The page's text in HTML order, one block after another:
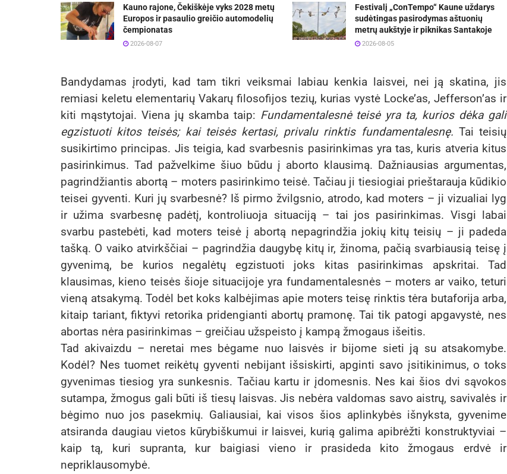
Kauno rajone, Čekiškėje vyks 2028 metų
Europos ir pasaulio greičio automodelių
čempionatas
2026-08-07
Festivalį „ConTempo“ Kaune uždarys
sudėtingas pasirodymas aštuonių
metrų aukštyje ir piknikas Santakoje
2026-08-05
Bandydamas įrodyti, kad tam tikri veiksmai labiau kenkia laisvei, nei ją skatina, jis
remiasi keletu elementarių Vakarų filosofijos tezių, kurias vystė Locke’as, Jefferson’as ir
kiti mąstytojai. Viena jų skamba taip: Fundamentalesnė teisė yra ta, kurios dėka gali
egzistuoti kitos teisės; kai teisės kertasi, privalu rinktis fundamentalesnę. Tai teisių
susikirtimo principas. Jis teigia, kad svarbesnis pasirinkimas yra tas, kuris atveria kitus
pasirinkimus. Tad pažvelkime šiuo būdu į aborto klausimą. Dažniausias argumentas,
pagrindžiantis abortą – moters pasirinkimo teisė. Tačiau ji tiesiogiai prieštarauja kūdikio
teisei gyventi. Kuri jų svarbesnė? Iš pirmo žvilgsnio, atrodo, kad moters – ji vizualiai lyg
ir užima svarbesnę padėtį, kontroliuoja situaciją – tai jos pasirinkimas. Visgi labai
svarbu pastebėti, kad moters teisė į abortą nepagrindžia jokių kitų teisių – ji padeda
tašką. O vaiko atvirkščiai – pagrindžia daugybę kitų ir, žinoma, pačią svarbiausią teisę į
gyvenimą, be kurios negalėtų egzistuoti joks kitas pasirinkimas apskritai. Tad
klausimas, kieno teisės šioje situacijoje yra fundamentalesnės – moters ar vaiko, teturi
vieną atsakymą. Todėl bet koks kalbėjimas apie moters teisę rinktis tėra butaforija arba,
kitaip tariant, fiktyvi retorika pridengianti abortų pramonę. Tai tik patogi apgavystė, nes
abortas nėra pasirinkimas – greičiau užspeisto į kampą žmogaus išeitis.
Tad akivaizdu – neretai mes bėgame nuo laisvės ir bijome sieti ją su atsakomybe.
Kodėl? Nes tuomet reikėtų gyventi nebijant išsiskirti, apginti savo įsitikinimus, o toks
gyvenimas tiesiog yra sunkesnis. Tačiau kartu ir įdomesnis. Nes kai šios dvi sąvokos
sutampa, žmogus gali būti iš tiesų laisvas. Jis nebėra valdomas savo aistrų, savivalės ir
bėgimo nuo jos pasekmių. Galiausiai, kai visos šios aplinkybės išnyksta, gyvenime
atsiranda daugiau vietos kūrybiškumui ir laisvei, kurią galima apibrėžti konstruktyviai –
kaip tą, kuri supranta, kur baigiasi vieno ir prasideda kito žmogaus erdvė ir
nepriklausomybė.